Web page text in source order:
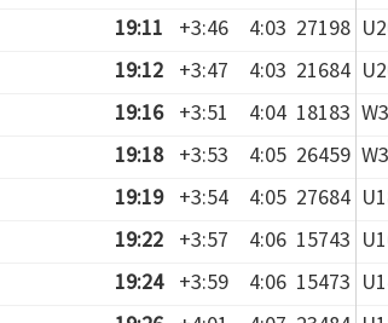
19:11 +3:46 4:03 27198
19:12 +3:47 4:03 21684
19:16 +3:51 4:04 18183
19:18 +3:53 4:05 26459
19:19 +3:54 4:05 27684
19:22 +3:57 4:06 15743
19:24 +3:59 4:06 15473